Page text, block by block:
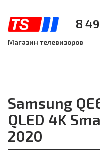
8
Магазин телевизоров
Samsung
QLED 4K
2020